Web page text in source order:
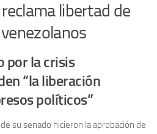
libertad de
por la crisis
“la liberación
políticos”
su senado hicieron la aprobación de